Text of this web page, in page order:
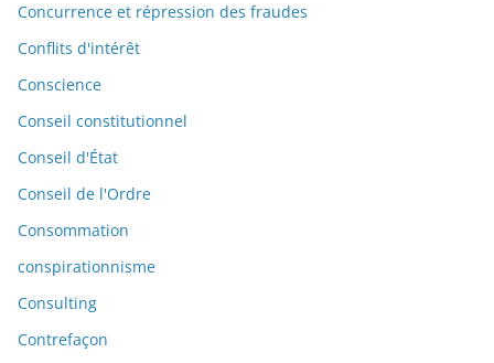
Concurrence et répression des fraudes
Conflits d'intérêt
Conscience
Conseil constitutionnel
Conseil d'État
Conseil de l'Ordre
Consommation
conspirationnisme
Consulting
Contrefaçon